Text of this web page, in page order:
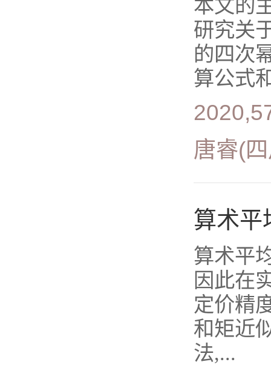
本文的
研究关
的四次
算公式
唐睿(
算术平
算术平
因此在
定价精
和矩近
法,...